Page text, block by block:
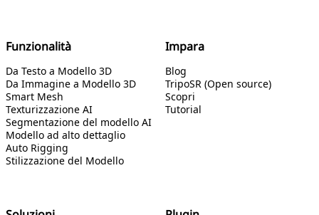
Funzionalità
Da Testo a Modello 3D
Da Immagine a Modello 3D
Smart Mesh
Texturizzazione AI
Segmentazione del modello AI
Modello ad alto dettaglio
Auto Rigging
Stilizzazione del Modello
Impara
Blog
TripoSR (Open source)
Scopri
Tutorial